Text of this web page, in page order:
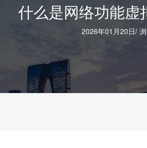
什么是网络功能虚
2026年01月20日/